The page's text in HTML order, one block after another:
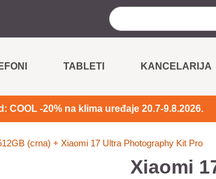
TABLETI KANCELARIJA
COOL -20% na klima uređaje 20.7-9.8.2026.
(crna) + Xiaomi 17 Ultra Photography Kit Pro
Xiaomi